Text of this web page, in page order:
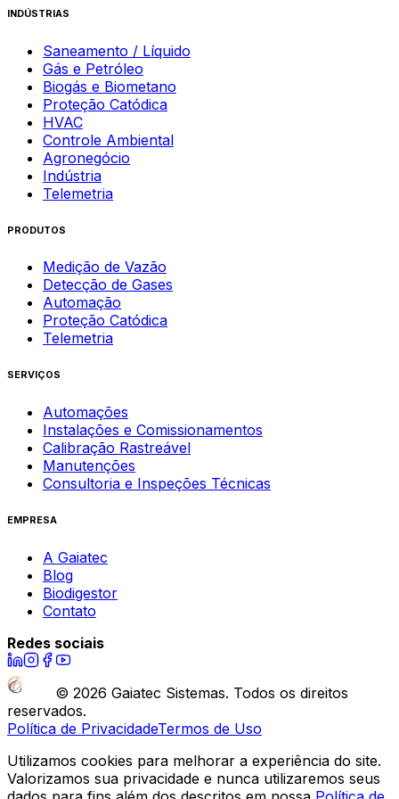
INDÚSTRIAS
Saneamento / Líquido
Gás e Petróleo
Biogás e Biometano
Proteção Catódica
HVAC
Controle Ambiental
Agronegócio
Indústria
Telemetria
PRODUTOS
Medição de Vazão
Detecção de Gases
Automação
Proteção Catódica
Telemetria
SERVIÇOS
Automações
Instalações e Comissionamentos
Calibração Rastreável
Manutenções
Consultoria e Inspeções Técnicas
EMPRESA
A Gaiatec
Blog
Biodigestor
Contato
Redes sociais
© 2026 Gaiatec Sistemas. Todos os direitos
reservados.
Política de PrivacidadeTermos de Uso
Utilizamos cookies para melhorar a experiência do site.
Valorizamos sua privacidade e nunca utilizaremos seus